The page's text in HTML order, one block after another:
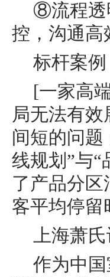
⑧流程透
控，沟通高
标杆案例
[一家高
局无法有
间短的问题
线规划”与
了产品分
客平均停留
上海萧
作为中